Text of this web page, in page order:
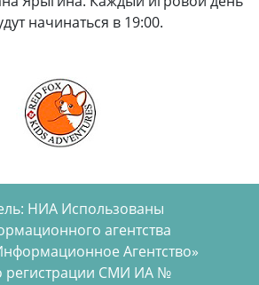
начинаться в 19:00.
НИА Использованы
агентства
Агентство»
регистрации СМИ ИА №